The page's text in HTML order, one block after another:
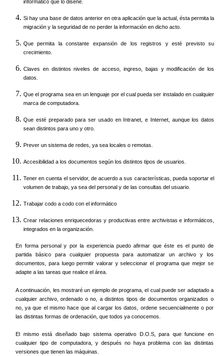
informático que lo diseñe.
Si hay una base de datos anterior en otra aplicación que la actual, ésta permita la
migración y la seguridad de no perder la información en dicho acto.
Que permita la constante expansión de los registros y esté previsto su
crecimiento.
Claves en distintos niveles de acceso, ingreso, bajas y modificación de los
datos.
Que el programa sea en un lenguaje por el cual pueda ser instalado en cualquier
marca de computadora.
Que esté preparado para ser usado en Intranet, e Internet, aunque los datos
sean distintos para uno y otro.
Prever un sistema de redes, ya sea locales o remotas.
Accesibilidad a los documentos según los distintos tipos de usuarios.
Tener en cuenta el servidor, de acuerdo a sus características, pueda soportar el
volumen de trabajo, ya sea del personal y de las consultas del usuario.
Trabajar codo a codo con el informático
Crear relaciones enriquecedoras y productivas entre archivistas e informáticos,
integrados en la organización.
En forma personal y por la experiencia puedo afirmar que éste es el punto de
partida básico para cualquier propuesta para automatizar un archivo y los
documentos, para luego permitir valorar y seleccionar el programa que mejor se
adapte a las tareas que realice el área.
A continuación, les mostraré un ejemplo de programa, el cual puede ser adaptado a
cualquier archivo, ordenado o no, a distintos tipos de documentos organizados o
no, ya que el mismo hace que al cargar los datos, ordene secuencialmente o por
las distintas formas de ordenación, que todos ya conocemos.
El mismo está diseñado bajo sistema operativo D.O.S, para que funcione en
cualquier tipo de computadora, y después no haya problema con las distintas
versiones que tienen las máquinas.